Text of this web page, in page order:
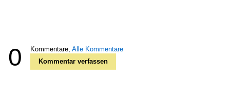
0 Kommentare, Alle Kommentare
Kommentar verfassen